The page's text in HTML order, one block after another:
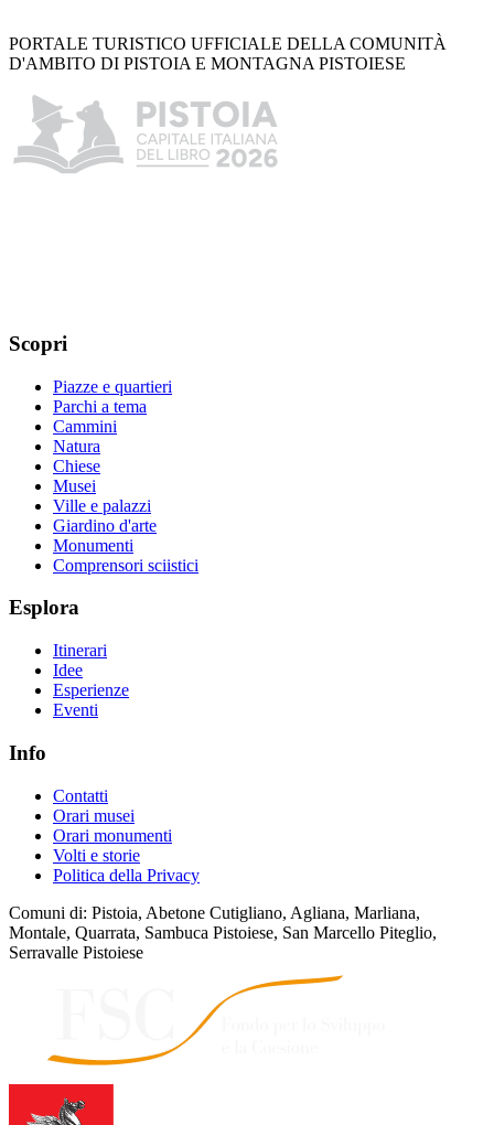
PORTALE TURISTICO UFFICIALE DELLA COMUNITÀ
D'AMBITO DI PISTOIA E MONTAGNA PISTOIESE
Scopri
Piazze e quartieri
Parchi a tema
Cammini
Natura
Chiese
Musei
Ville e palazzi
Giardino d'arte
Monumenti
Comprensori sciistici
Esplora
Itinerari
Idee
Esperienze
Eventi
Info
Contatti
Orari musei
Orari monumenti
Volti e storie
Politica della Privacy
Comuni di: Pistoia, Abetone Cutigliano, Agliana, Marliana,
Montale, Quarrata, Sambuca Pistoiese, San Marcello Piteglio,
Serravalle Pistoiese